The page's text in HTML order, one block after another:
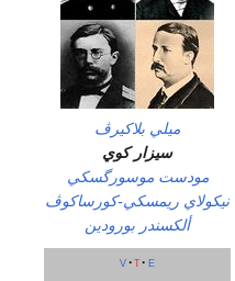
ميلي بلاكيرڤ
سيزار كوي
مودست موسورگسكي
نيكولاي ريمسكي-كورساكوڤ
ألكسندر بورودين
v t e